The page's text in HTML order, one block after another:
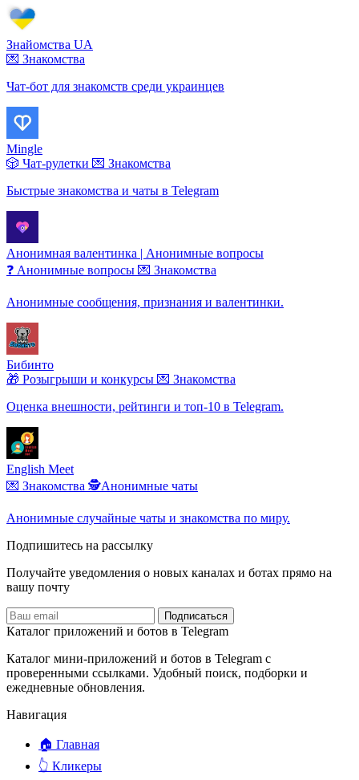
Знайомства UA
💌 Знакомства
Чат-бот для знакомств среди украинцев
Mingle
🎲 Чат-рулетки 💌 Знакомства
Быстрые знакомства и чаты в Telegram
Анонимная валентинка | Анонимные вопросы
❓ Анонимные вопросы 💌 Знакомства
Анонимные сообщения, признания и валентинки.
Бибинто
🎁 Розыгрыши и конкурсы 💌 Знакомства
Оценка внешности, рейтинги и топ‑10 в Telegram.
English Meet
💌 Знакомства 🕵️Анонимные чаты
Анонимные случайные чаты и знакомства по миру.
Подпишитесь на рассылку
Получайте уведомления о новых каналах и ботаx прямо на
вашу почту
Подписаться
Каталог приложений и ботов в Telegram
Каталог мини-приложений и ботов в Telegram с
проверенными ссылками. Удобный поиск, подборки и
ежедневные обновления.
Навигация
🏠 Главная
👆 Кликеры